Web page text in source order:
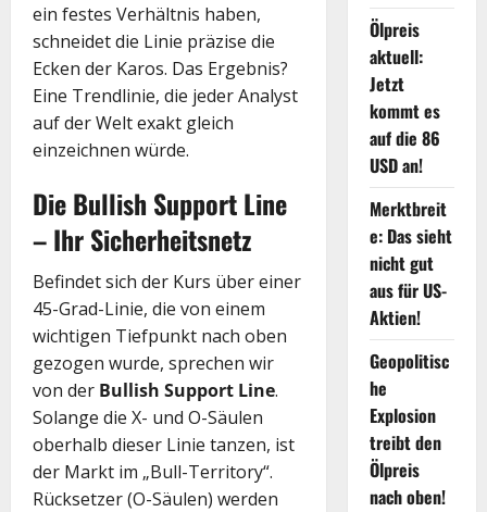
ein festes Verhältnis haben,
schneidet die Linie präzise die
Ecken der Karos. Das Ergebnis?
Eine Trendlinie, die jeder Analyst
auf der Welt exakt gleich
einzeichnen würde.
Die Bullish Support Line
– Ihr Sicherheitsnetz
Befindet sich der Kurs über einer
45-Grad-Linie, die von einem
wichtigen Tiefpunkt nach oben
gezogen wurde, sprechen wir
von der Bullish Support Line.
Solange die X- und O-Säulen
oberhalb dieser Linie tanzen, ist
der Markt im „Bull-Territory“.
Rücksetzer (O-Säulen) werden
Ölpreis
aktuell:
Jetzt
kommt es
auf die 86
USD an!
Merktbreit
e: Das sieht
nicht gut
aus für US-
Aktien!
Geopolitisc
he
Explosion
treibt den
Ölpreis
nach oben!